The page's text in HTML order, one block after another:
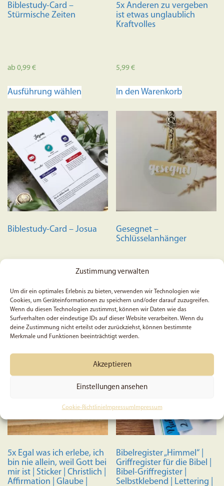
Zustimmung verwalten
Um dir ein optimales Erlebnis zu bieten, verwenden wir Technologien wie
Cookies, um Geräteinformationen zu speichern und/oder darauf zuzugreifen.
Wenn du diesen Technologien zustimmst, können wir Daten wie das
Surfverhalten oder eindeutige IDs auf dieser Website verarbeiten. Wenn du
deine Zustimmung nicht erteilst oder zurückziehst, können bestimmte
Merkmale und Funktionen beeinträchtigt werden.
Akzeptieren
Einstellungen ansehen
Cookie-RichtlinieImpressum Impressum
Biblestudy-Card –
Stürmische Zeiten
ab 0,99€
Ausführung wählen
mehrere
Varianten
auf.
Die
Optionen
können
auf
gewählt
5x Anderen zu vergeben
ist etwas unglaublich
Kraftvolles
5,99€
In den Warenkorb
Biblestudy-Card – Josua
ab0,99€
Ausführung wählen
Dieses
Produkt
weist
Varianten
auf.
Die
können
auf
gewählt
werden
Gesegnet –
Schlüsselanhänger
7,95€
In den Warenkorb
5x Egal was ich erlebe, ich
bin nie allein, weil Gott bei
mir ist | Sticker | Christlich |
Affirmation | Glaube |
Bibelregister „Himmel“ |
Griffregister für die Bibel |
Bibel-Griffregister |
Selbstklebend | Lettering |